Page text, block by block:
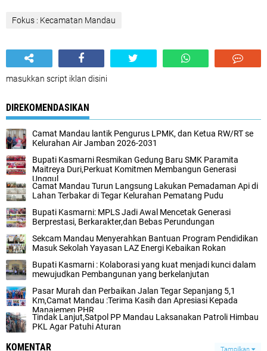
Fokus : Kecamatan Mandau
masukkan script iklan disini
DIREKOMENDASIKAN
Camat Mandau lantik Pengurus LPMK, dan Ketua RW/RT se
Kelurahan Air Jamban 2026-2031
Bupati Kasmarni Resmikan Gedung Baru SMK Paramita
Maitreya Duri,Perkuat Komitmen Membangun Generasi
Unggul
Camat Mandau Turun Langsung Lakukan Pemadaman Api di
Lahan Terbakar di Tegar Kelurahan Pematang Pudu
Bupati Kasmarni: MPLS Jadi Awal Mencetak Generasi
Berprestasi, Berkarakter,dan Bebas Perundungan
Sekcam Mandau Menyerahkan Bantuan Program Pendidikan
Masuk Sekolah Yayasan LAZ Energi Kebaikan Rokan
Bupati Kasmarni : Kolaborasi yang kuat menjadi kunci dalam
mewujudkan Pembangunan yang berkelanjutan
Pasar Murah dan Perbaikan Jalan Tegar Sepanjang 5,1
Km,Camat Mandau :Terima Kasih dan Apresiasi Kepada
Manajemen PHR
Tindak Lanjut,Satpol PP Mandau Laksanakan Patroli Himbau
PKL Agar Patuhi Aturan
KOMENTAR